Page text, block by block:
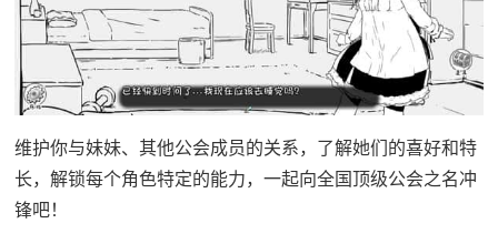
维护你与妹妹、其他公会成员的关系，了解她们的喜好和特
长，解锁每个角色特定的能力，一起向全国顶级公会之名冲
锋吧！